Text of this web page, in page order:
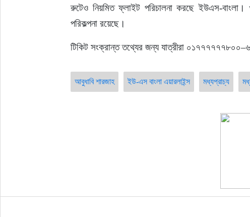
রুটেও নিয়মিত ফ্লাইট পরিচালনা করছে ইউএস-
পরিকল্পনা রয়েছে।
টিকিট সংক্রান্ত তথ্যের জন্য যাত্রীরা
আবুধাবি শারজাহ ইউ-এস বাংলা এয়ারলাইন্স মধ্যপ্রাচ্য